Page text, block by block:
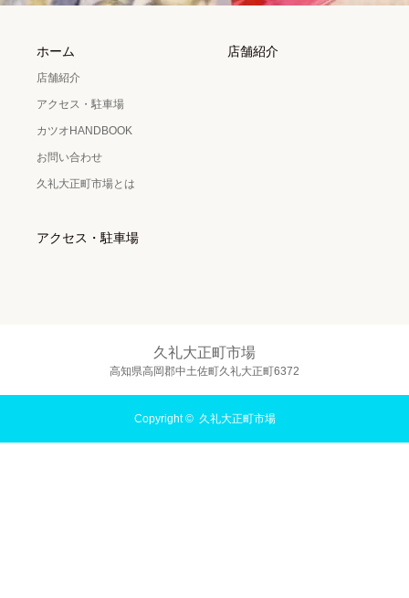
ホーム
店舗紹介
アクセス・駐車場
カツオHANDBOOK
お問い合わせ
久礼大正町市場とは
店舗紹介
アクセス・駐車場
久礼大正町市場
高知県高岡郡中土佐町久礼大正町6372
Copyright © 久礼大正町市場